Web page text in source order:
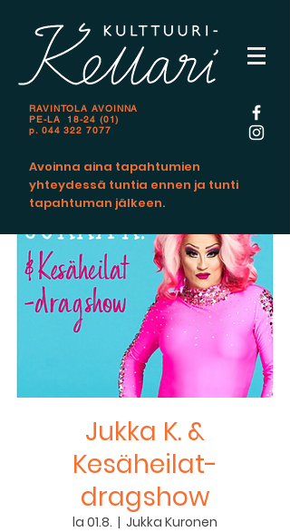
RAVINTOLA AVOINNA
PE-LA 18-24 (01)
p. 044 322 7077
Avoinna aina tapahtumien
yhteydessä tuntia ennen ja tunti
tapahtuman jälkeen.
Jukka K. &
Kesäheilat-
dragshow
la 01.8.
  |
Jukka Kuronen